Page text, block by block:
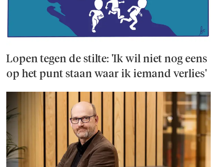
Lopen tegen de stilte: 'Ik wil niet nog eens
op het punt staan waar ik iemand verlies'